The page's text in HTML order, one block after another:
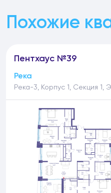
Похожие
Пентхаус №39
Река
Река-3, Корпус 1, Секция 1,